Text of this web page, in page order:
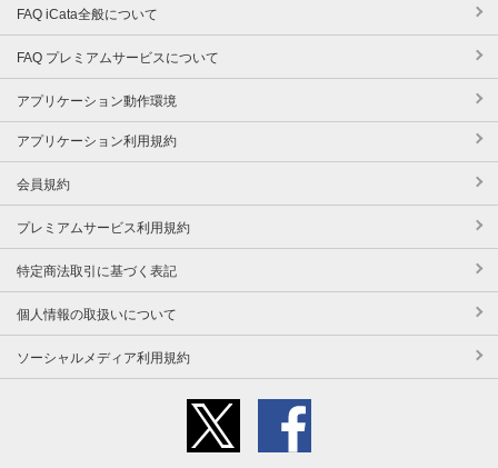
FAQ iCata全般について
FAQ プレミアムサービスについて
アプリケーション動作環境
アプリケーション利用規約
会員規約
プレミアムサービス利用規約
特定商法取引に基づく表記
個人情報の取扱いについて
ソーシャルメディア利用規約